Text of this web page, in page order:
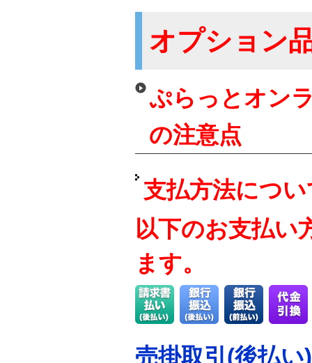
オプション
ぷらっとオン
の注意点
支払方法につい
以下のお支払い
ます。
売掛取引(後払い)